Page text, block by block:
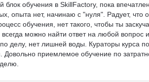
блок обучения в SkillFactory, пока
опыта нет, начинаю с "нуля". Радует, что
обучения, нет такого, чтобы ты
всегда можно найти ответ на любой вопрос
делу, нет лишней воды. Кураторы курса
Довольно приемлемое обучение по